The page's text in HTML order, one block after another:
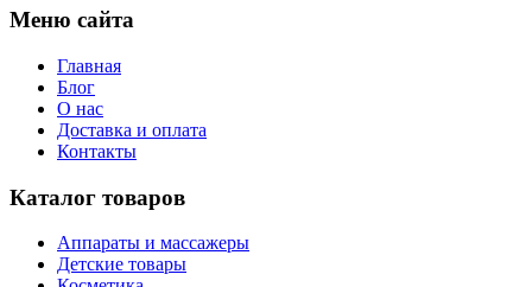
Меню сайта
Главная
Блог
О нас
Доставка и оплата
Контакты
Каталог товаров
Аппараты и массажеры
Детские товары